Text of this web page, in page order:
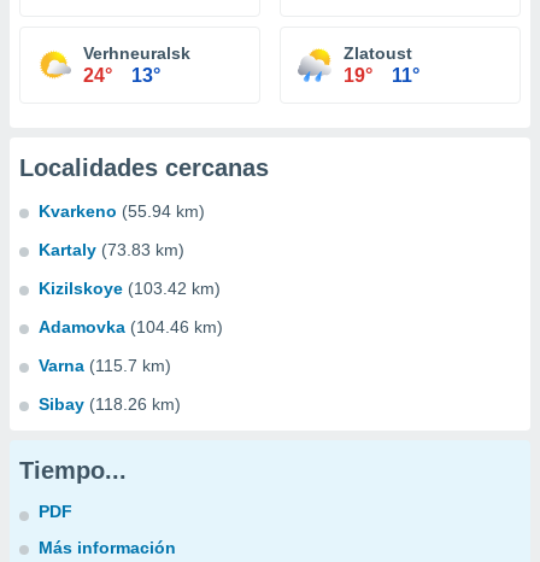
Verhneuralsk
24° 13°
Zlatoust
19° 11°
Localidades cercanas
Kvarkeno (55.94 km)
Kartaly (73.83 km)
Kizilskoye (103.42 km)
Adamovka (104.46 km)
Varna (115.7 km)
Sibay (118.26 km)
Tiempo...
PDF
Más información